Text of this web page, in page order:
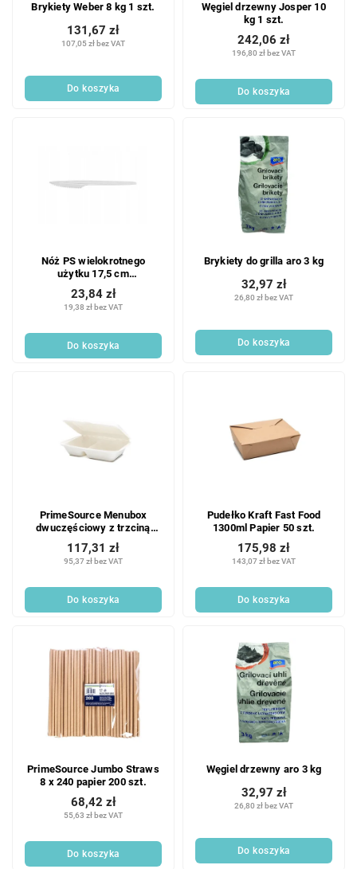
Brykiety Weber 8 kg 1 szt.
107,05 zł bez VAT
131,67 zł
Do koszyka
Węgiel drzewny Josper 10
kg 1 szt.
196,80 zł bez VAT
242,06 zł
Do koszyka
Nóż PS wielokrotnego
użytku 17,5 cm
przezroczysty 100 szt.
19,38 zł bez VAT
23,84 zł
Do koszyka
Brykiety do grilla aro 3 kg
26,80 zł bez VAT
32,97 zł
Do koszyka
PrimeSource Menubox
dwuczęściowy z trzciną
cukrową 50 szt.
95,37 zł bez VAT
117,31 zł
Do koszyka
Pudełko Kraft Fast Food
1300ml Papier 50 szt.
143,07 zł bez VAT
175,98 zł
Do koszyka
PrimeSource Jumbo Straws
8 x 240 papier 200 szt.
55,63 zł bez VAT
68,42 zł
Do koszyka
Węgiel drzewny aro 3 kg
26,80 zł bez VAT
32,97 zł
Do koszyka